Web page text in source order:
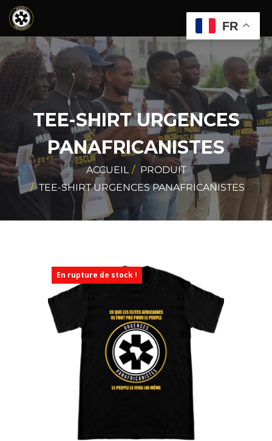
TEE-SHIRT URGENCES
PANAFRICANISTES
ACCUEIL
PRODUIT
TEE-SHIRT URGENCES PANAFRICANISTES
En rupture de stock !
FR